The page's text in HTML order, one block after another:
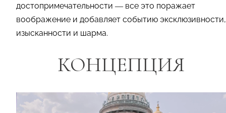
достопримечательности — все это поражает
воображение и добавляет событию эксклюзивности,
изысканности и шарма.
КОНЦЕПЦИЯ